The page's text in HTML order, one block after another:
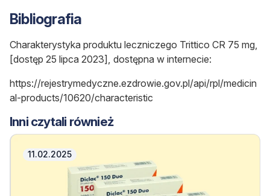
Bibliografia
Charakterystyka produktu leczniczego Trittico CR 75 mg,
[dostęp 25 lipca 2023], dostępna w internecie:
https://rejestrymedyczne.ezdrowie.gov.pl/api/rpl/medicin
al-products/10620/characteristic
Inni czytali również
11.02.2025